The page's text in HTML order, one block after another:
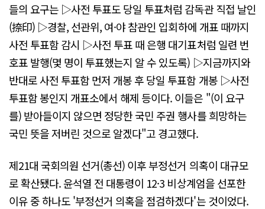
들의 요구는 ▷사전 투표도 당일 투표처럼 감독관 직접 날인
(捺印) ▷경찰, 선관위, 여·야 참관인 입회하에 개표 때까지
사전 투표함 감시 ▷사전 투표 때 은행 대기표처럼 일련 번
호표 발행(몇 명이 투표했는지 알 수 있도록) ▷지금까지와
반대로 사전 투표함 먼저 개봉 후 당일 투표함 개봉 ▷사전
투표함 봉인지 개표소에서 해제 등이다. 이들은 "(이 요구
를) 받아들이지 않으면 정당한 국민 주권 행사를 희망하는
국민 뜻을 저버린 것으로 알겠다"고 경고했다.
제21대 국회의원 선거(총선) 이후 부정선거 의혹이 대규모
로 확산됐다. 윤석열 전 대통령이 12·3 비상계엄을 선포한
이유 중 하나도 '부정선거 의혹을 점검하겠다'는 것이었다.